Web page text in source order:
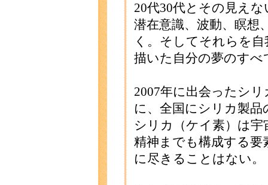
20代30代とその見え
潜在意識、波動、瞑想
く。そしてそれらを
描いた自分の夢のす
2007年に出会ったシ
に、全国にシリカ製
シリカ（ケイ素）は
精神までも構成する
に尽きることはない。